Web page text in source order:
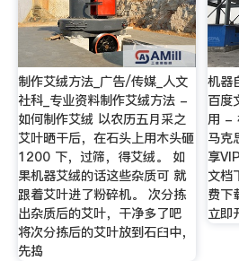
制作艾绒方法_广告/传媒_人文
社科_专业资料制作艾绒方法 -
如何制作艾绒 以农历五月采之
艾叶晒干后，在石头上用木头砸
1200 下，过筛，得艾绒。 如
果机器艾绒的话这些杂质可 就
跟着艾叶进了粉碎机。 次分拣
出杂质后的艾叶，干净多了吧
将次分拣后的艾叶放到石臼中，
先捣
机器
百度
用 -
马克
享
文档
费下
立即